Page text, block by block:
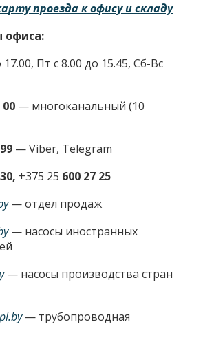
проезда к офису и складу
офиса:
Пт с 8.00 до 15.45, Сб-Вс
— многоканальный (10
— Viber, Telegram
+375 25 600 27 25
— отдел продаж
— насосы иностранных
— насосы производства стран
— трубопроводная